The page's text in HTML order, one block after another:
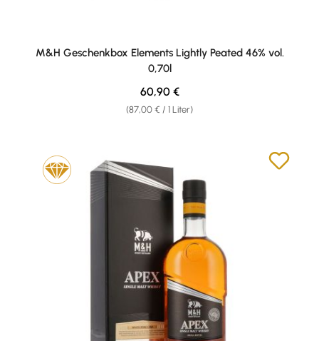
M&H Geschenkbox Elements Lightly Peated 46% vol.
0,70l
(87,00 € / 1 Liter)
Regulärer Preis:
60,90 €